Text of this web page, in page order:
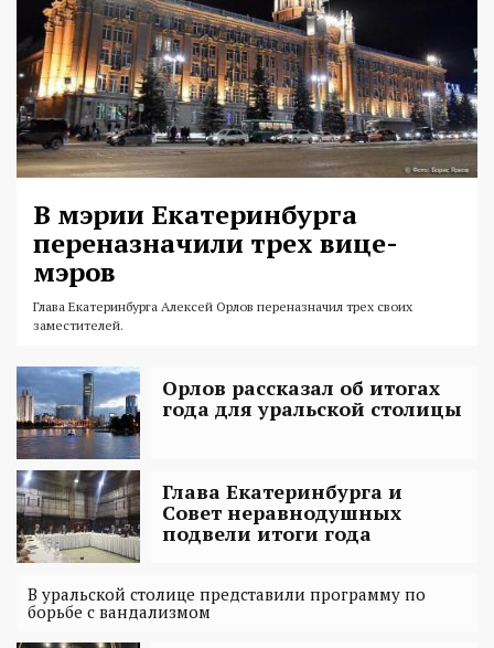
В мэрии Екатеринбурга
переназначили трех вице-
мэров
Глава Екатеринбурга Алексей Орлов переназначил трех своих
заместителей.
Орлов рассказал об итогах
года для уральской столицы
Глава Екатеринбурга и
Совет неравнодушных
подвели итоги года
В уральской столице представили программу по
борьбе с вандализмом